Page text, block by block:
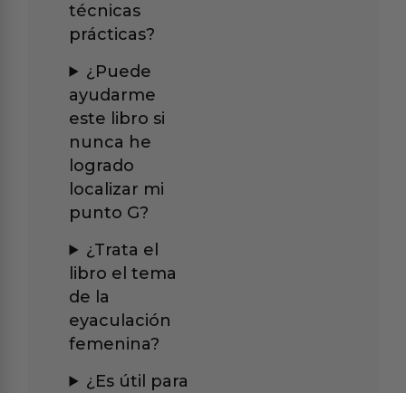
técnicas
prácticas?
¿Puede
ayudarme
este libro si
nunca he
logrado
localizar mi
punto G?
¿Trata el
libro el tema
de la
eyaculación
femenina?
¿Es útil para